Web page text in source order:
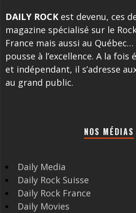
DAILY ROCK est devenu, ces
magazine spécialisé sur le
France mais aussi au Québec…
pousse à l’excellence. A la
et indépendant, il s’adresse
au grand public.
NOS MÉDIAS
Daily Media
Daily Rock Suisse
Daily Rock France
Daily Movies